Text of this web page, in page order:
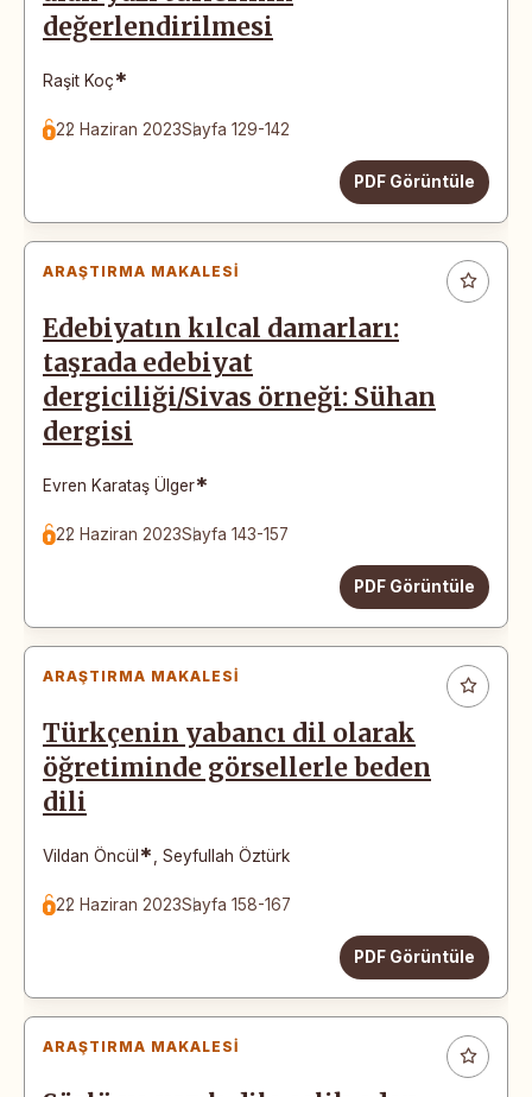
değerlendirilmesi
Raşit Koç*
22 Haziran 2023Sayfa 129-142
PDF Görüntüle
ARAŞTIRMA MAKALESI
Edebiyatın kılcal damarları:
taşrada edebiyat
dergiciliği/Sivas örneği: Sühan
dergisi
Evren Karataş Ülger*
22 Haziran 2023Sayfa 143-157
PDF Görüntüle
ARAŞTIRMA MAKALESI
Türkçenin yabancı dil olarak
öğretiminde görsellerle beden
dili
Vildan Öncül * Seyfullah Öztürk
22 Haziran 2023Sayfa 158-167
PDF Görüntüle
ARAŞTIRMA MAKALESI